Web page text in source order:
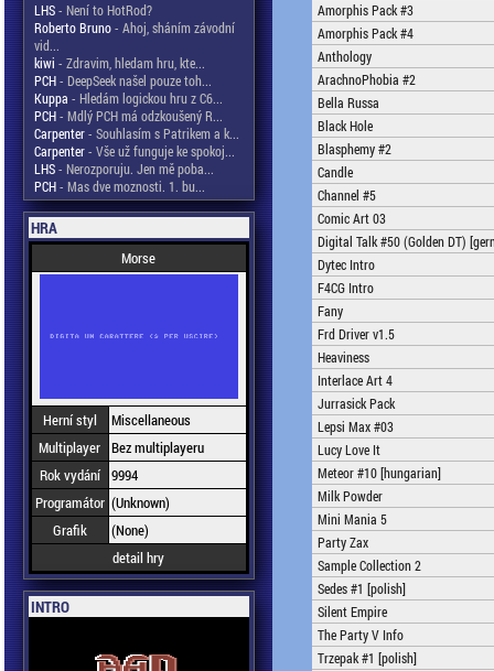
LHS- Není to HotRod?
Roberto Bruno- Ahoj, sháním závodní
vid...
kiwi - Zdravim, hledam hru, kte...
PCH- DeepSeek našel pouze toh...
Kuppa - Hledám logickou hru z C6...
PCH- Mdlý PCH má odzkoušený R...
Carpenter- Souhlasím s Patrikem a k...
Carpenter- Vše už funguje ke spokoj...
LHS- Nerozporuju. Jen mě poba...
PCH- Mas dve moznosti. 1. bu...
HRA
Morse
Herní styl
Miscellaneous
Multiplayer Bez multiplayeru
Rok vydání 9994
Programátor (Unknown)
Grafik
(None)
detail hry
INTRO
Amorphis Pack #3
Amorphis Pack #4
Anthology
ArachnoPhobia #2
Bella Russa
Black Hole
Blasphemy #2
Candle
Channel #5
Comic Art 03
Digital Talk #50 (Golden DT)
Dytec Intro
F4CG Intro
Fany
Frd Driver v1.5
Heaviness
Interlace Art 4
Jurrasick Pack
Lepsi Max #03
Lucy Love It
Meteor #10 [hungarian]
Milk Powder
Mini Mania 5
Party Zax
Sample Collection 2
Sedes #1 [polish]
Silent Empire
The Party V Info
Trzepak #1 [polish]